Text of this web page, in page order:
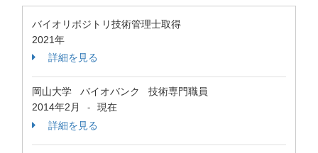
バイオリポジトリ技術管理士取得
2021年
詳細を見る
岡山大学 バイオバンク 技術専門職員
2014年2月
-
現在
詳細を見る